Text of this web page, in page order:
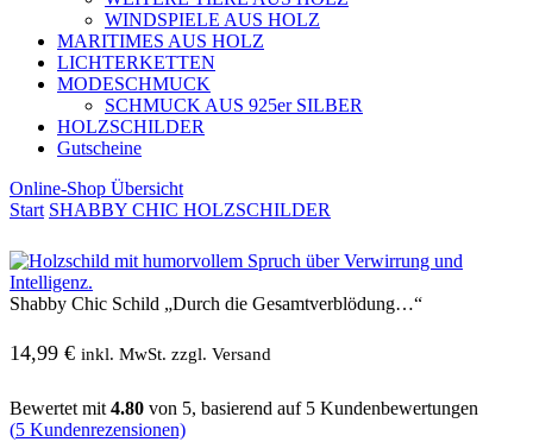
WINDSPIELE AUS HOLZ
MARITIMES AUS HOLZ
LICHTERKETTEN
MODESCHMUCK
SCHMUCK AUS 925er SILBER
HOLZSCHILDER
Gutscheine
Online-Shop Übersicht
Start SHABBY CHIC HOLZSCHILDER
Shabby Chic Schild „Durch die Gesamtverblödung…“
14,99 € inkl. MwSt. zzgl. Versand
Bewertet mit 4.80 von 5, basierend auf 5 Kundenbewertungen
(5 Kundenrezensionen)